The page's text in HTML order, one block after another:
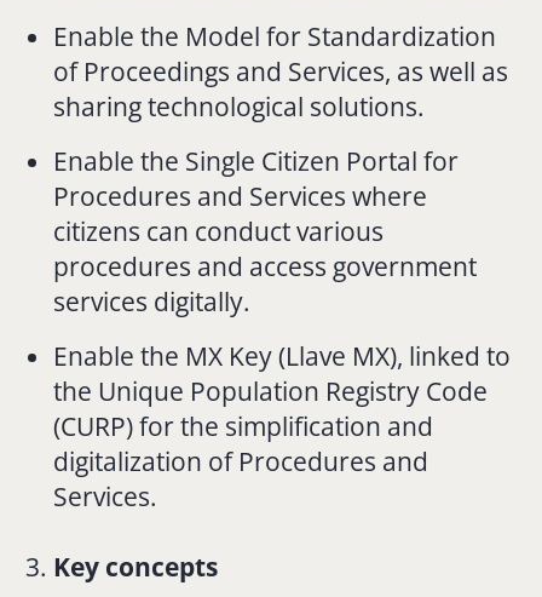
Enable the Model for Standardization
of Proceedings and Services, as well as
sharing technological solutions.
Enable the Single Citizen Portal for
Procedures and Services where
citizens can conduct various
procedures and access government
services digitally.
Enable the MX Key (Llave MX), linked to
the Unique Population Registry Code
(CURP) for the simplification and
digitalization of Procedures and
Services.
Key concepts